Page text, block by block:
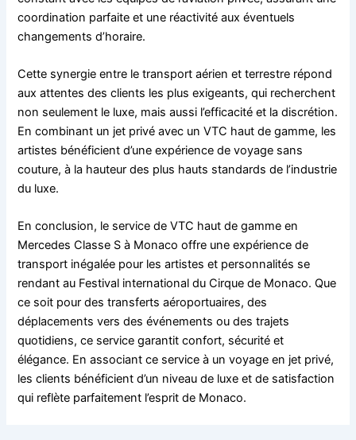
coordination parfaite et une réactivité aux éventuels
changements d’horaire.
Cette synergie entre le transport aérien et terrestre répond
aux attentes des clients les plus exigeants, qui recherchent
non seulement le luxe, mais aussi l’efficacité et la discrétion.
En combinant un jet privé avec un VTC haut de gamme, les
artistes bénéficient d’une expérience de voyage sans
couture, à la hauteur des plus hauts standards de l’industrie
du luxe.
En conclusion, le service de VTC haut de gamme en
Mercedes Classe S à Monaco offre une expérience de
transport inégalée pour les artistes et personnalités se
rendant au Festival international du Cirque de Monaco. Que
ce soit pour des transferts aéroportuaires, des
déplacements vers des événements ou des trajets
quotidiens, ce service garantit confort, sécurité et
élégance. En associant ce service à un voyage en jet privé,
les clients bénéficient d’un niveau de luxe et de satisfaction
qui reflète parfaitement l’esprit de Monaco.